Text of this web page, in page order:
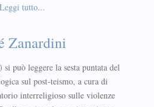
Leggi tutto...
Zanardini
può leggere la sesta puntata del
sul post-teismo, a cura di
interreligioso sulle violenze